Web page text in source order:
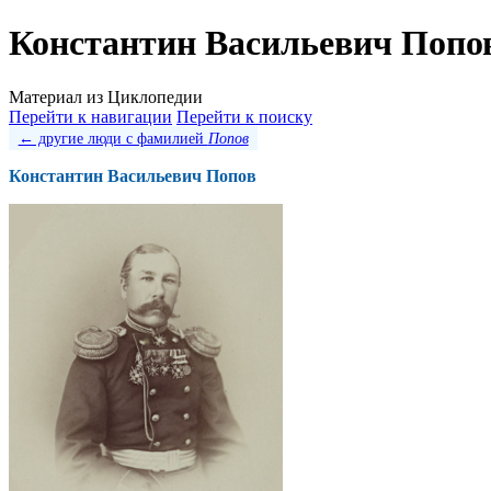
Константин Васильевич
Материал из Циклопедии
Перейти к навигации Перейти к поиску
← другие люди с фамилией Попов
Константин Васильевич Попов